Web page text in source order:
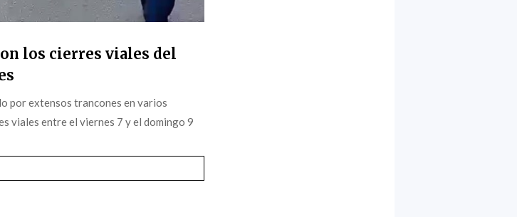
los cierres viales del
por extensos trancones en varios
viales entre el viernes 7 y el domingo 9